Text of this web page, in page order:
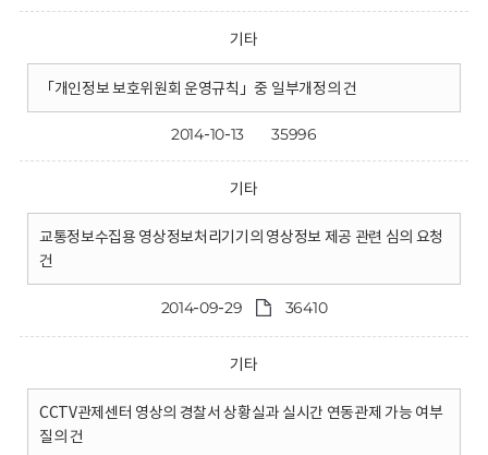
기타
「개인정보 보호위원회 운영규칙」중 일부개정의 건
2014-10-13 35996
기타
교통정보수집용 영상정보처리기기의 영상정보 제공 관련 심의 요청
건
2014-09-29 36410
기타
CCTV관제센터 영상의 경찰서 상황실과 실시간 연동관제 가능 여부
질의 건